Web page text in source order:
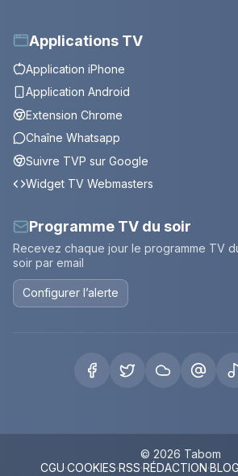
Applications TV
Application iPhone
Application Android
Extension Chrome
Chaîne Whatsapp
Suivre TVP sur Google
Widget TV Webmasters
Programme TV du soir
Recevez chaque jour le programme TV
soir par email
Configurer l’alerte
© 2026 Tabom
CGU·COOKIES·RSS·RÉDACTION·BLOG